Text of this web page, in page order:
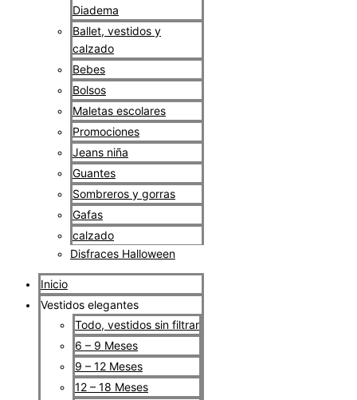
Diadema
Ballet, vestidos y
calzado
Bebes
Bolsos
Maletas escolares
Promociones
Jeans niña
Guantes
Sombreros y gorras
Gafas
calzado
Disfraces Halloween
Inicio
Vestidos elegantes
Todo, vestidos sin filtrar
6 – 9 Meses
9 – 12 Meses
12 – 18 Meses